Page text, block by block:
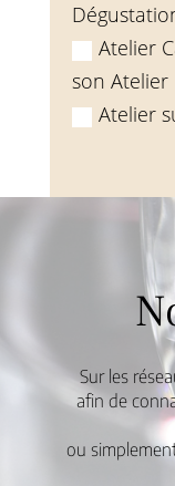
Atelier
son Atelier
Atelier
Sur les
afin de
ou